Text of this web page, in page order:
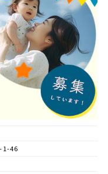
1-46